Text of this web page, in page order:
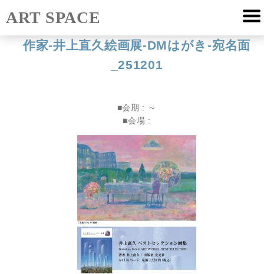
ART SPACE
作家-井上直久絵画展-DMはがき-宛名面
_251201
■会期 :
～
■会場 :